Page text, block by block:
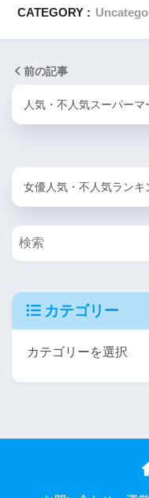
CATEGORY :
前の記事
人気・不人気スーパー
女優人気・不人気ランキ
カテゴリー